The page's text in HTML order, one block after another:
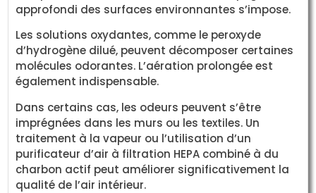
approfondi des surfaces environnantes s’impose.
Les solutions oxydantes, comme le peroxyde
d’hydrogène dilué, peuvent décomposer certaines
molécules odorantes. L’aération prolongée est
également indispensable.
Dans certains cas, les odeurs peuvent s’être
imprégnées dans les murs ou les textiles. Un
traitement à la vapeur ou l’utilisation d’un
purificateur d’air à filtration HEPA combiné à du
charbon actif peut améliorer significativement la
qualité de l’air intérieur.